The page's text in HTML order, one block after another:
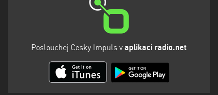
Poslouchej Cesky Impuls v aplikaci radio.net